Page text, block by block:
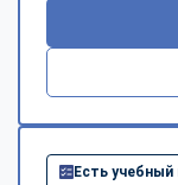
Есть учебный